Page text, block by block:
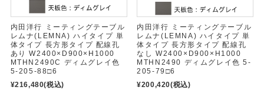
内田洋行 ミーティングテーブル
レムナ(LEMNA) ハイタイプ 単
体タイプ 長方形タイプ 配線孔
あり W2400×D900×H1000
MTHN2490C ディムグレイ色
5-205-88□6
¥216,480(税込)
内田洋行 ミーティングテーブル
レムナ(LEMNA) ハイタイプ 単
体タイプ 長方形タイプ 配線孔
なし W2400×D900×H1000
MTHN2490 ディムグレイ色 5-
205-79□6
¥200,420(税込)